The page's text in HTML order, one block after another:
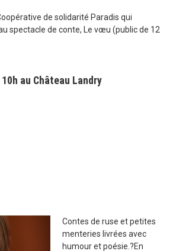
de solidarité Paradis qui
spectacle de conte, Le vœu (public de 12
au Château Landry
Contes de ruse et petites
menteries livrées avec
humour et poésie.?En